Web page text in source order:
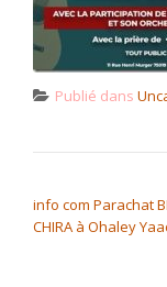
Publié dans
info com Parachat
CHIRA à Ohaley